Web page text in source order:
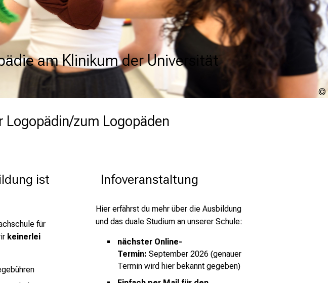
am Klinikum der Universität
am Klinikum der Universität
am Klinikum der Universität
am Klinikum der Universität
Logopädin/zum Logopäden
ist
für
keinerlei
Hier erfährst du mehr über die Ausbildung
und das duale Studium an unserer Schule:
nächster Online-
Termin: September 2026 (genauer
Termin wird hier bekannt gegeben)